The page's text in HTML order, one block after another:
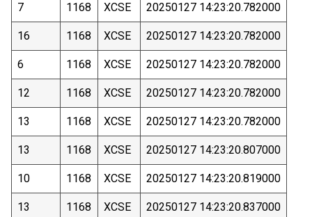
7 1168 XCSE 20250127 14:23:20.782000
16 1168 XCSE 20250127 14:23:20.782000
6 1168 XCSE 20250127 14:23:20.782000
12 1168 XCSE 20250127 14:23:20.782000
13 1168 XCSE 20250127 14:23:20.782000
13 1168 XCSE 20250127 14:23:20.807000
10 1168 XCSE 20250127 14:23:20.819000
13 1168 XCSE 20250127 14:23:20.837000